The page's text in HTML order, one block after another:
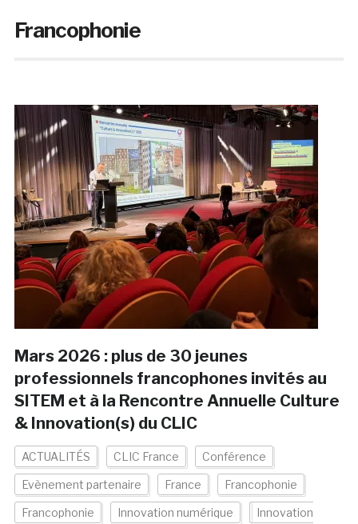
Francophonie
Mars 2026 : plus de 30 jeunes
professionnels francophones invités au
SITEM et à la Rencontre Annuelle Culture
& Innovation(s) du CLIC
ACTUALITÉS CLIC France Conférence
Evènement partenaire France Francophonie
Francophonie Innovation numérique Innovation